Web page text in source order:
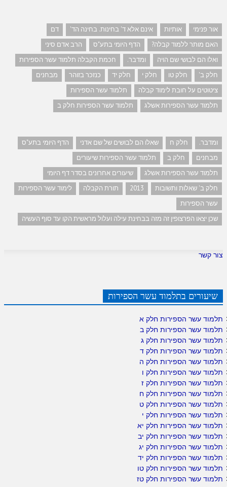
אור פנימי אותיות אינם אלא ד' בחינות. בחינה הד'
דם
האם מותר ללמוד קבלה?
הדף היומי בתע"ס
הרב אדם סיני
ואלו הם לבושי שם הויה
ומדבר.
חכמת הקבלה תלמוד עשר הספירות
חלק ב'
חלק טו חלק י חלק יד כנזכר בזוהר
מבחנים
ציטוטים על חובת לימוד קבלה
תלמוד עשר הספירות
תלמוד עשר הספירות אשלג
תלמוד עשר הספירות חלק ב
ומדבר. חלק ח שאלו הם לבושים של שם אדני
הדף היומי בתע"ס
מבחנים
חלק ב
תלמוד עשר הספירות שיעורים
תלמוד עשר הספירות אשלג
שיעורים אחרונים בסדר דף היומי
חלק ב' שאלות ותשובות
2013 תורת הקבלה
לימוד עשר הספירות
עשר הספירות
שכן יצאו הפרצופין זה מזה בבחינת עילה ועלול מראשית הקו עד סוף העשיה
צור קשר
שיעורים בתלמוד עשר הספירות
תלמוד עשר הספירות חלק א
תלמוד עשר הספירות חלק ב
תלמוד עשר הספירות חלק ג
תלמוד עשר הספירות חלק ד
תלמוד עשר הספירות חלק ה
תלמוד עשר הספירות חלק ו
תלמוד עשר הספירות חלק ז
תלמוד עשר הספירות חלק ח
תלמוד עשר הספירות חלק ט
תלמוד עשר הספירות חלק י
תלמוד עשר הספירות חלק יא
תלמוד עשר הספירות חלק יב
תלמוד עשר הספירות חלק יג
תלמוד עשר הספירות חלק יד
תלמוד עשר הספירות חלק טו
תלמוד עשר הספירות חלק טז